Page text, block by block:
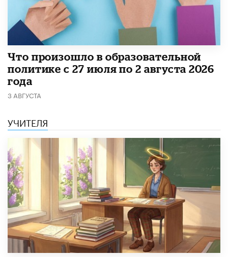
​Что произошло в образовательной
политике с 27 июля по 2 августа 2026
года
3 АВГУСТА
УЧИТЕЛЯ